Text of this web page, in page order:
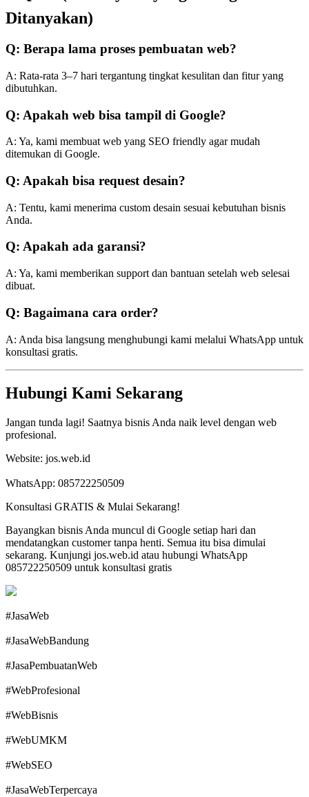
Ditanyakan)
Q: Berapa lama proses pembuatan web?
A: Rata-rata 3–7 hari tergantung tingkat kesulitan dan fitur yang
dibutuhkan.
Q: Apakah web bisa tampil di Google?
A: Ya, kami membuat web yang SEO friendly agar mudah
ditemukan di Google.
Q: Apakah bisa request desain?
A: Tentu, kami menerima custom desain sesuai kebutuhan bisnis
Anda.
Q: Apakah ada garansi?
A: Ya, kami memberikan support dan bantuan setelah web selesai
dibuat.
Q: Bagaimana cara order?
A: Anda bisa langsung menghubungi kami melalui WhatsApp untuk
konsultasi gratis.
Hubungi Kami Sekarang
Jangan tunda lagi! Saatnya bisnis Anda naik level dengan web
profesional.
Website: jos.web.id
WhatsApp: 085722250509
Konsultasi GRATIS & Mulai Sekarang!
Bayangkan bisnis Anda muncul di Google setiap hari dan
mendatangkan customer tanpa henti. Semua itu bisa dimulai
sekarang. Kunjungi jos.web.id atau hubungi WhatsApp
085722250509 untuk konsultasi gratis
#JasaWeb
#JasaWebBandung
#JasaPembuatanWeb
#WebProfesional
#WebBisnis
#WebUMKM
#WebSEO
#JasaWebTerpercaya